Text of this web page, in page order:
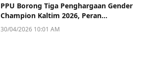
PPU Borong Tiga Penghargaan Gender
Champion Kaltim 2026, Peran
Perempuan Jadi Sorotan
30/04/2026 10:01 AM